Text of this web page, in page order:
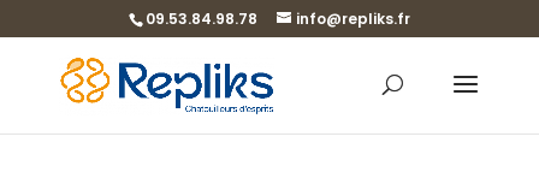
09.53.84.98.78 info@repliks.fr